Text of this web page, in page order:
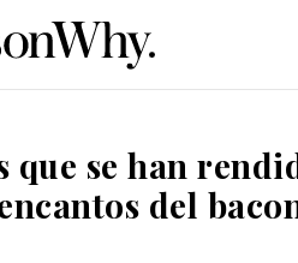
que se han
del